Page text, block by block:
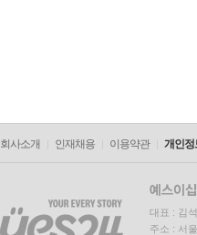
회사소개 인재채용 이용약관 개인정
대표 : 김
주소 : 서